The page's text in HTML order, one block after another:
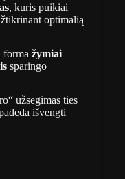
, kuris puikiai
optimalią
forma žymiai
sparingo
užsegimas ties
išvengti